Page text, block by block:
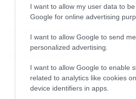
I want to allow my user data to
Google for online advertising
I want to allow Google to send me
personalized advertising.
I want to allow Google to enable
related to analytics like cookies
device identifiers in apps.
λες, ότι φοβάσαι μήπως
φίλους σου και αλλάξεις
επέτρεψε μου να σου πω ότι
συμβεί, σε μικρό βαθμό και
καταλάβει. Βρίσκεται ακόμα
υποσυνείδητο.
System of a Down
More μαζί σε
Αυστραλία